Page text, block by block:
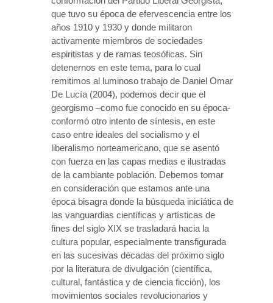
que tuvo su época de efervescencia entre los
años 1910 y 1930 y donde militaron
activamente miembros de sociedades
espiritistas y de ramas teosóficas. Sin
detenernos en este tema, para lo cual
remitimos al luminoso trabajo de Daniel Omar
De Lucía (2004), podemos decir que el
georgismo –como fue conocido en su época-
conformó otro intento de síntesis, en este
caso entre ideales del socialismo y el
liberalismo norteamericano, que se asentó
con fuerza en las capas medias e ilustradas
de la cambiante población. Debemos tomar
en consideración que estamos ante una
época bisagra donde la búsqueda iniciática de
las vanguardias científicas y artísticas de
fines del siglo XIX se trasladará hacia la
cultura popular, especialmente transfigurada
en las sucesivas décadas del próximo siglo
por la literatura de divulgación (científica,
cultural, fantástica y de ciencia ficción), los
movimientos sociales revolucionarios y